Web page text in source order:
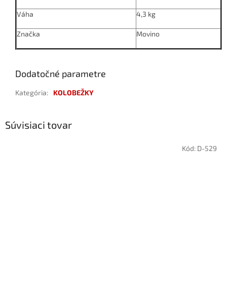
Váha 4,3 kg
Značka Movino
Dodatočné parametre
Kategória: KOLOBEŽKY
Súvisiaci tovar
Kód: D-529